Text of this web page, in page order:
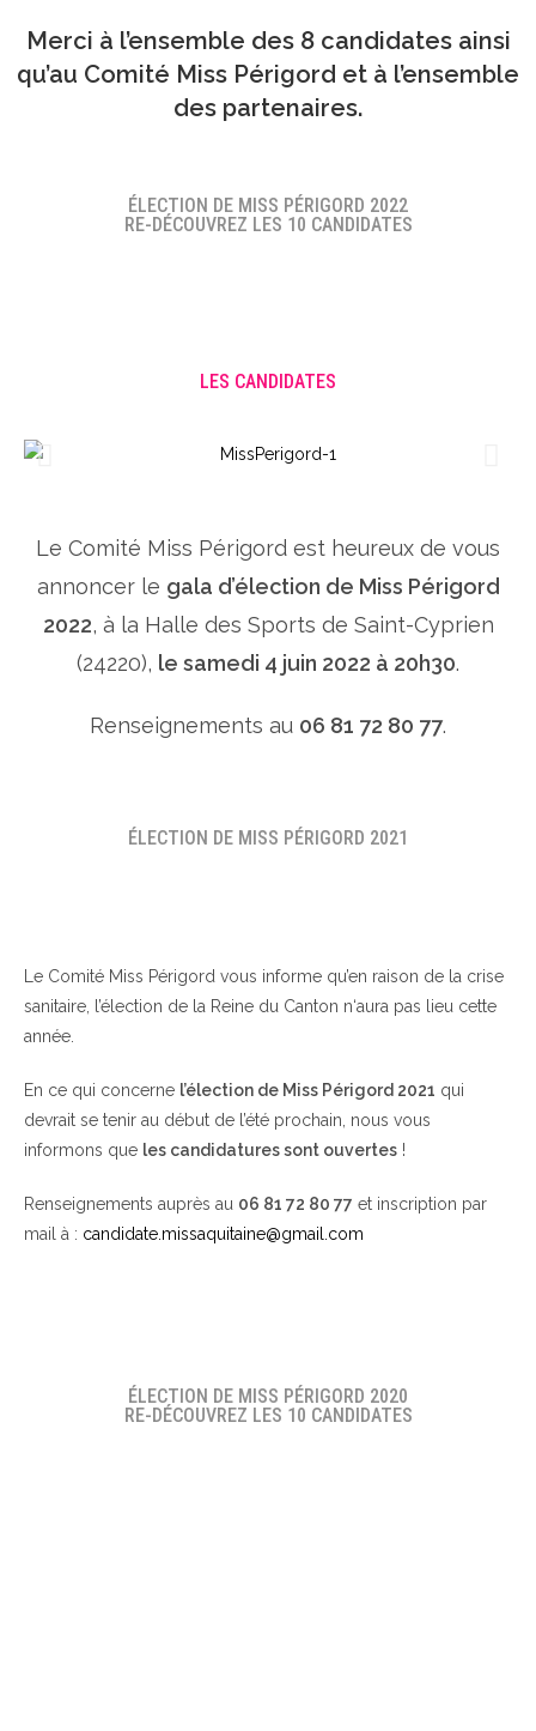
Merci à l’ensemble des 8 candidates ainsi
qu’au Comité Miss Périgord et à l’ensemble
des partenaires.
ÉLECTION DE MISS PÉRIGORD 2022
RE-DÉCOUVREZ LES 10 CANDIDATES
LES CANDIDATES
Le Comité Miss Périgord est heureux de vous
annoncer le gala d’élection de Miss Périgord
2022, à la Halle des Sports de Saint-Cyprien
(24220), le samedi 4 juin 2022 à 20h30.
Renseignements au 06 81 72 80 77.
ÉLECTION DE MISS PÉRIGORD 2021
Le Comité Miss Périgord vous informe qu’en raison de la crise
sanitaire, l’élection de la Reine du Canton n‘aura pas lieu cette
année.
En ce qui concerne l’élection de Miss Périgord 2021 qui
devrait se tenir au début de l’été prochain, nous vous
informons que les candidatures sont ouvertes !
Renseignements auprès au 06 81 72 80 77 et inscription par
mail à : candidate.missaquitaine@gmail.com
ÉLECTION DE MISS PÉRIGORD 2020
RE-DÉCOUVREZ LES 10 CANDIDATES